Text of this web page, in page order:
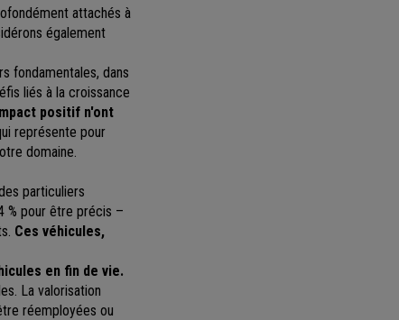
attachés à
également
fondamentales, dans
liés à la croissance
positif n'ont
représente pour
domaine.
particuliers
% pour être précis –
Ces véhicules,
en fin de vie.
La valorisation
réemployées ou